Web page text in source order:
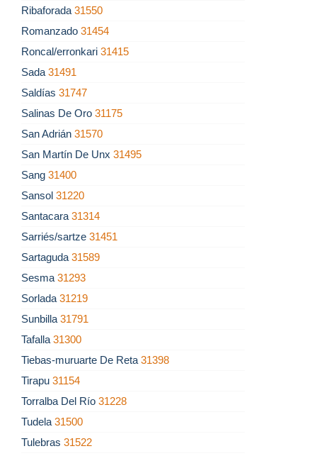
Ribaforada 31550
Romanzado 31454
Roncal/erronkari 31415
Sada 31491
Saldías 31747
Salinas De Oro 31175
San Adrián 31570
San Martín De Unx 31495
Sang 31400
Sansol 31220
Santacara 31314
Sarriés/sartze 31451
Sartaguda 31589
Sesma 31293
Sorlada 31219
Sunbilla 31791
Tafalla 31300
Tiebas-muruarte De Reta 31398
Tirapu 31154
Torralba Del Río 31228
Tudela 31500
Tulebras 31522